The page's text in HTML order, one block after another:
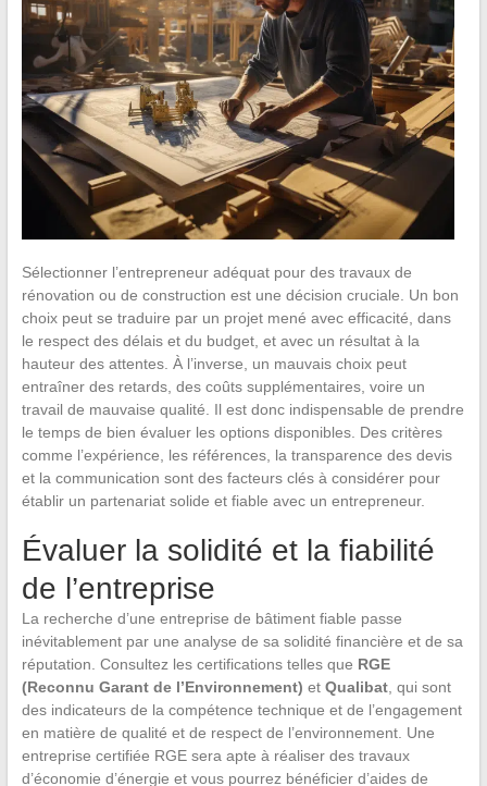
Sélectionner l’entrepreneur adéquat pour des travaux de
rénovation ou de construction est une décision cruciale. Un bon
choix peut se traduire par un projet mené avec efficacité, dans
le respect des délais et du budget, et avec un résultat à la
hauteur des attentes. À l’inverse, un mauvais choix peut
entraîner des retards, des coûts supplémentaires, voire un
travail de mauvaise qualité. Il est donc indispensable de prendre
le temps de bien évaluer les options disponibles. Des critères
comme l’expérience, les références, la transparence des devis
et la communication sont des facteurs clés à considérer pour
établir un partenariat solide et fiable avec un entrepreneur.
Évaluer la solidité et la fiabilité
de l’entreprise
La recherche d’une entreprise de bâtiment fiable passe
inévitablement par une analyse de sa solidité financière et de sa
réputation. Consultez les certifications telles que RGE
(Reconnu Garant de l’Environnement) et Qualibat, qui sont
des indicateurs de la compétence technique et de l’engagement
en matière de qualité et de respect de l’environnement. Une
entreprise certifiée RGE sera apte à réaliser des travaux
d’économie d’énergie et vous pourrez bénéficier d’aides de